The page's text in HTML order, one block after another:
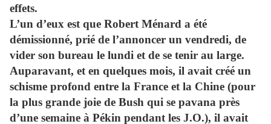
effets.
L’un d’eux est que Robert Ménard a été
démissionné, prié de l’annoncer un vendredi, de
vider son bureau le lundi et de se tenir au large.
Auparavant, et en quelques mois, il avait créé un
schisme profond entre la France et la Chine (pour
la plus grande joie de Bush qui se pavana près
d’une semaine à Pékin pendant les J.O.), il avait